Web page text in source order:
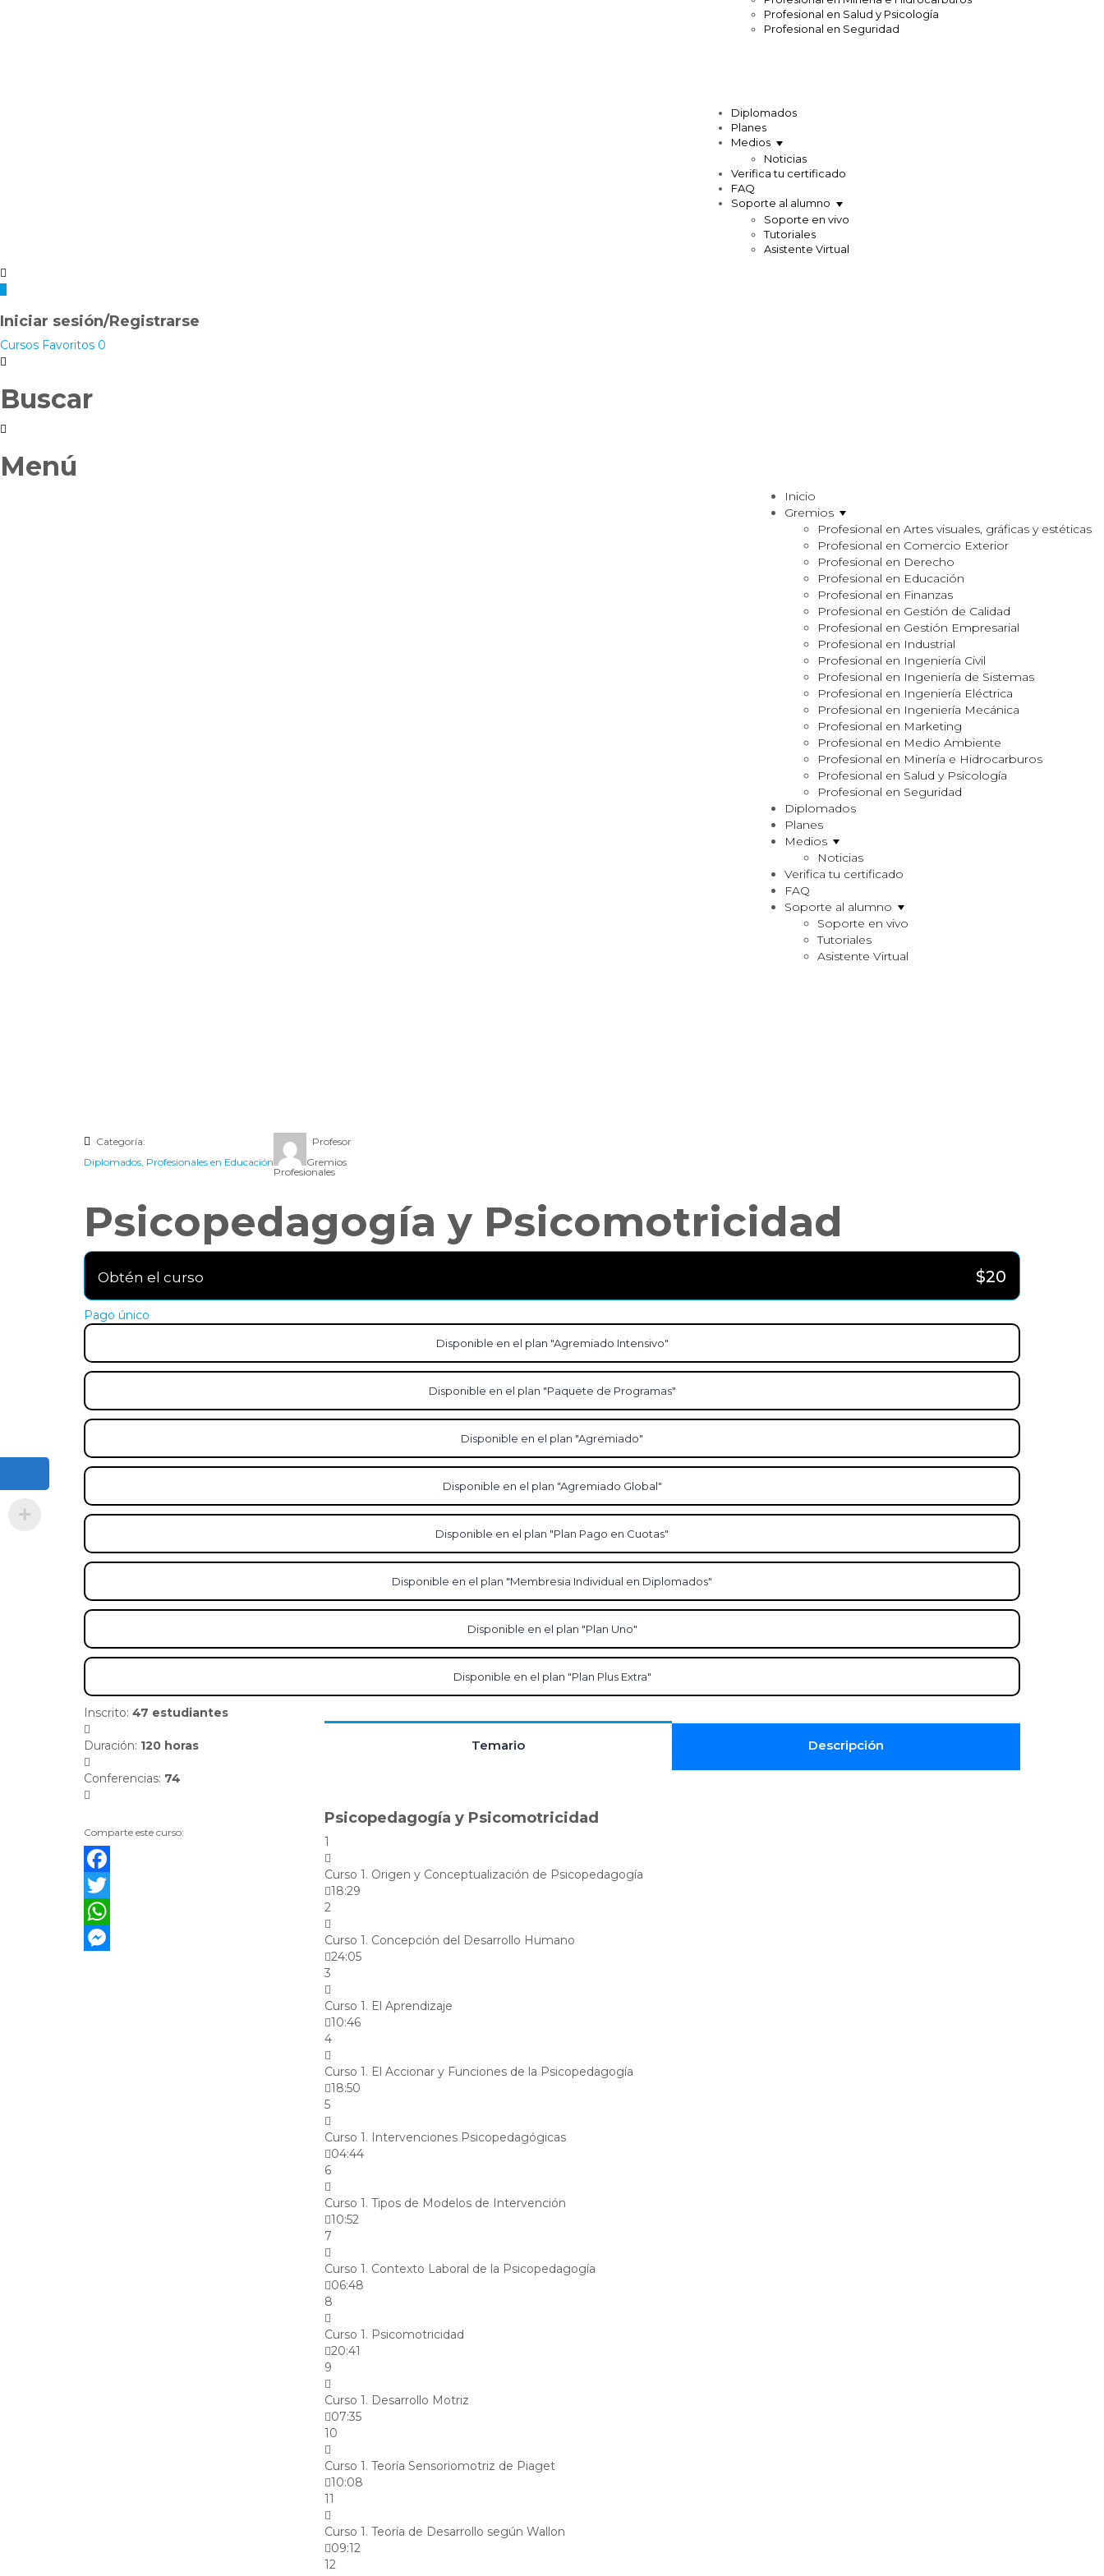
Profesional en Salud y Psicología
Profesional en Seguridad
Diplomados
Planes
Medios
Noticias
Verifica tu certificado
FAQ
Soporte al alumno
Soporte en vivo
Tutoriales
Asistente Virtual
Iniciar sesión/Registrarse
Cursos Favoritos 0
Buscar
Menú
Inicio
Gremios
Profesional en Artes visuales, gráficas y estéticas
Profesional en Comercio Exterior
Profesional en Derecho
Profesional en Educación
Profesional en Finanzas
Profesional en Gestión de Calidad
Profesional en Gestión Empresarial
Profesional en Industrial
Profesional en Ingeniería Civil
Profesional en Ingeniería de Sistemas
Profesional en Ingeniería Eléctrica
Profesional en Ingeniería Mecánica
Profesional en Marketing
Profesional en Medio Ambiente
Profesional en Minería e Hidrocarburos
Profesional en Salud y Psicología
Profesional en Seguridad
Diplomados
Planes
Medios
Noticias
Verifica tu certificado
FAQ
Soporte al alumno
Soporte en vivo
Tutoriales
Asistente Virtual
Categoría:
Diplomados, Profesionales en Educación
Profesor
Gremios
Profesionales
Psicopedagogía y Psicomotricidad
Obtén el curso $20
Pago único
Disponible en el plan "Agremiado Intensivo"
Disponible en el plan "Paquete de Programas"
Disponible en el plan "Agremiado"
Disponible en el plan "Agremiado Global"
Disponible en el plan "Plan Pago en Cuotas"
Disponible en el plan "Membresia Individual en Diplomados"
Disponible en el plan "Plan Uno"
Disponible en el plan "Plan Plus Extra"
Inscrito: 47 estudiantes
Duración: 120 horas
Conferencias: 74
Comparte este curso:
Facebook
Twitter
WhatsApp
Temario Descripción
Psicopedagogía y Psicomotricidad
1
Curso 1. Origen y Conceptualización de Psicopedagogía
18:29
2
Curso 1. Concepción del Desarrollo Humano
24:05
3
Curso 1. El Aprendizaje
10:46
4
Curso 1. El Accionar y Funciones de la Psicopedagogía
18:50
5
Curso 1. Intervenciones Psicopedagógicas
04:44
6
Curso 1. Tipos de Modelos de Intervención
10:52
7
Curso 1. Contexto Laboral de la Psicopedagogía
06:48
8
Curso 1. Psicomotricidad
20:41
9
Curso 1. Desarrollo Motriz
07:35
10
Curso 1. Teoría Sensoriomotriz de Piaget
10:08
11
Curso 1. Teoría de Desarrollo según Wallon
09:12
12